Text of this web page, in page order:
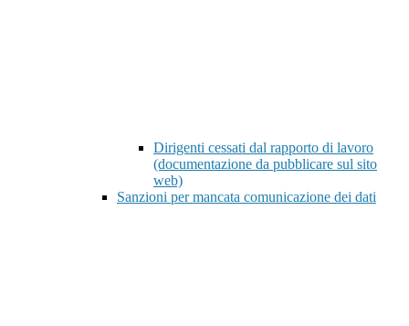
Dirigenti cessati dal rapporto di lavoro
(documentazione da pubblicare sul sito
web)
Sanzioni per mancata comunicazione dei dati